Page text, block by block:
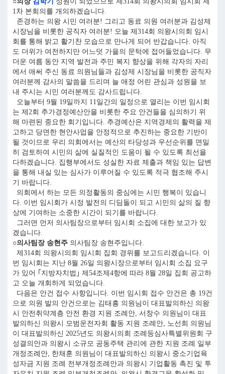
1차 본회의를 개의하겠습니다.
존경하는 의왕 시민 여러분! 그리고 동료 의원 여러분과 김성제
시장님을 비롯한 공직자 여러분! 오늘 제314회 의왕시의회 임시
회를 통해 밝고 활기찬 모습으로 만나게 되어 반갑습니다. 아직
도 더위가 여전하지만 어느덧 가을의 문턱에 접어들었습니다. 무
더운 여름 동안 지역 발전과 주민 복지 향상을 위해 각자의 자리
에서 애써 주신 동료 의원님들과 김성제 시장님을 비롯한 공직자
여러분께 감사의 말씀을 드리며 늘 애정 어린 관심과 성원을 보
내 주시는 시민 여러분께도 감사드립니다.
오늘부터 9월 19일까지 11일간의 일정으로 열리는 이번 임시회
는 제2회 추가경정예산안을 비롯한 주요 안건들을 심의하기 위
해 마련된 중요한 회기입니다. 추경예산은 지역경제의 활력을 제
고하고 당면한 현안사업을 안정적으로 추진하는 중요한 기반이
될 것이므로 우리 의회에서는 예산의 타당성과 우선순위를 면밀
히 검토하여 시민의 삶에 실질적인 도움이 될 수 있도록 최선을
다하겠습니다. 집행부에서도 성실한 자료 제출과 책임 있는 답변
을 통해 내실 있는 심사가 이루어질 수 있도록 적극 협조해 주시
기 바랍니다.
의회에서 하는 모든 의정활동의 중심에는 시민 행복이 있습니
다. 이번 임시회가 시정 발전의 디딤돌이 되고 시민의 삶의 질 향
상에 기여하는 소중한 시간이 되기를 바랍니다.
그러면 먼저 의사팀장으로부터 임시회 소집에 대한 보고가 있
겠습니다.
○의사팀장 송현주 의사팀장 송현주입니다.
제314회 의왕시의회 임시회 집회 경위를 보고드리겠습니다. 이
번 임시회는 지난 8월 26일 의왕시장으로부터 임시회 소집 요구
가 있어 ｢지방자치법｣ 제54조제4항에 따라 8월 28일 집회 공고하
고 오늘 개회하게 되었습니다.
다음은 안건 접수 사항입니다. 이번 임시회 접수 안건은 총 19건
으로 의원 발의 안건으로는 김태흥 의원님이 대표발의하신 의왕
시 안전취약계층 안전 환경 지원 조례안, 서창수 의원님이 대표
발의하신 의왕시 모범운전자회 활동 지원 조례안, 노선희 의원님
이 대표발의하신 2025년도 의왕시의회 조례등심사특별위원회 구
성결의안과 의왕시 소규모 공동주택 관리에 관한 지원 조례 일부
개정조례안, 한채훈 의원님이 대표발의하신 의왕시 중소기업육
성자금 지원 조례 전부개정조례안과 의왕시 기업활동 촉진 및 투